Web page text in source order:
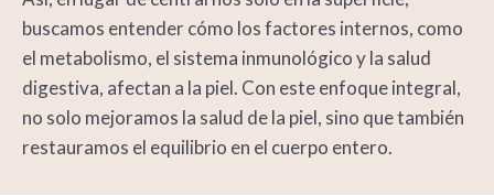
buscamos entender cómo los factores internos, como
el metabolismo, el sistema inmunológico y la salud
digestiva, afectan a la piel. Con este enfoque integral,
no solo mejoramos la salud de la piel, sino que también
restauramos el equilibrio en el cuerpo entero.